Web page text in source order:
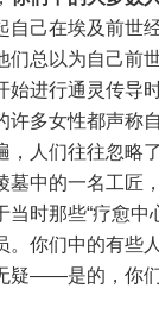
自己在埃及前世
们总以为自己前
始进行通灵传导
多女性都声称自
，人们往往忽略
墓中的一名工匠
当时那些“疗愈中
。你们中的有些
疑——是的，你们